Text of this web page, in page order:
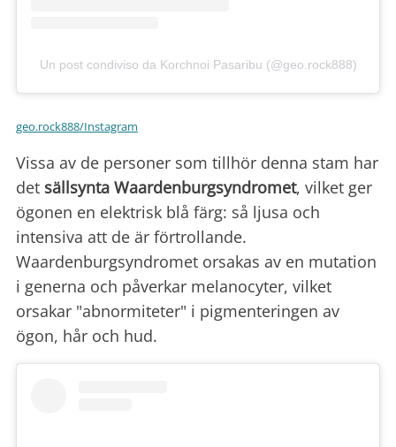
Un post condiviso da Korchnoi Pasaribu (@geo.rock888)
geo.rock888/Instagram
Vissa av de personer som tillhör denna stam har
det sällsynta Waardenburgsyndromet, vilket ger
ögonen en elektrisk blå färg: så ljusa och
intensiva att de är förtrollande.
Waardenburgsyndromet orsakas av en mutation
i generna och påverkar melanocyter, vilket
orsakar "abnormiteter" i pigmenteringen av
ögon, hår och hud.